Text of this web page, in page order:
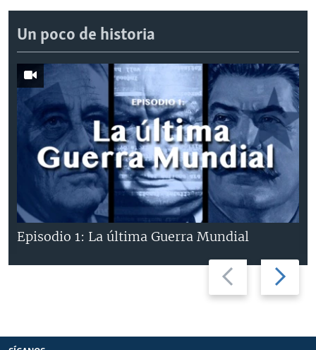
Un poco de historia
Previous
slide
Next
slide
Episodio 1: La última Guerra Mundial